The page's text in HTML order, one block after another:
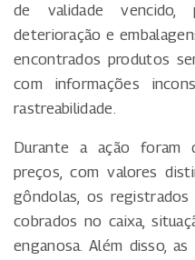
de validade
deterioração e
encontrados produtos
com informações
rastreabilidade.
Durante a ação foram
preços, com valores
gôndolas, os
cobrados no caixa,
enganosa. Além disso,